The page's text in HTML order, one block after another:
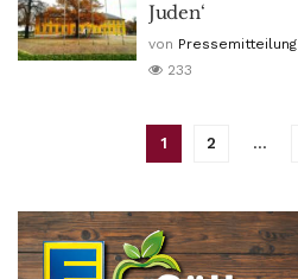
Juden‘
von Pressemitteilung
233
1 2 …